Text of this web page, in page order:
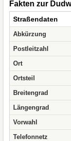
Fakten zur
Straßendaten
Abkürzung
Postleitzahl
Ort
Ortsteil
Breitengrad
Längengrad
Vorwahl
Telefonnetz